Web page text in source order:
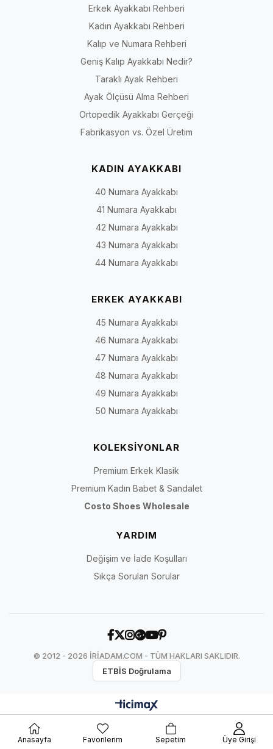
Erkek Ayakkabı Rehberi
Kadın Ayakkabı Rehberi
Kalıp ve Numara Rehberi
Geniş Kalıp Ayakkabı Nedir?
Taraklı Ayak Rehberi
Ayak Ölçüsü Alma Rehberi
Ortopedik Ayakkabı Gerçeği
Fabrikasyon vs. Özel Üretim
KADIN AYAKKABI
40 Numara Ayakkabı
41 Numara Ayakkabı
42 Numara Ayakkabı
43 Numara Ayakkabı
44 Numara Ayakkabı
ERKEK AYAKKABI
45 Numara Ayakkabı
46 Numara Ayakkabı
47 Numara Ayakkabı
48 Numara Ayakkabı
49 Numara Ayakkabı
50 Numara Ayakkabı
KOLEKSİYONLAR
Premium Erkek Klasik
Premium Kadın Babet & Sandalet
Costo Shoes Wholesale
YARDIM
Değişim ve İade Koşulları
Sıkça Sorulan Sorular
© 2012 - 2026 İRİADAM.COM - TÜM HAKLARI SAKLIDIR.
ETBİS Doğrulama
Anasayfa Favorilerim Sepetim Üye Girişi